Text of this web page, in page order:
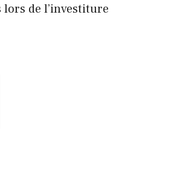
lors de l’investiture